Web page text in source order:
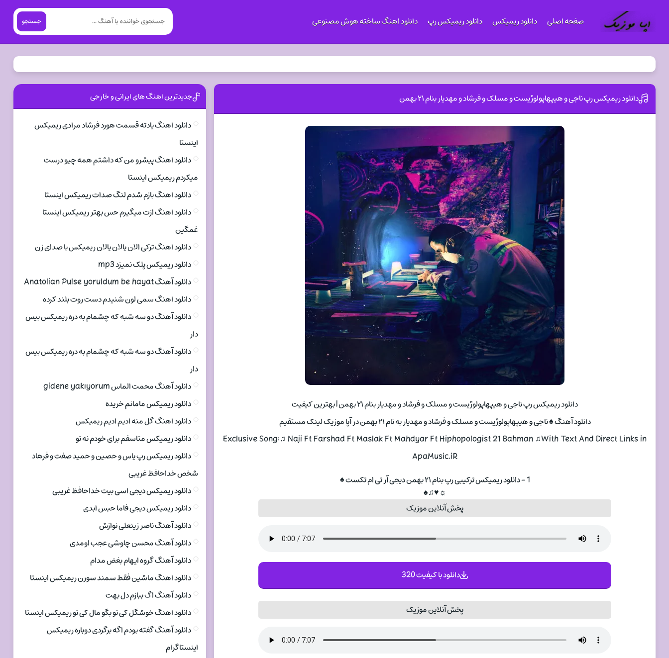
صفحه اصلی دانلود ریمیکس دانلود ریمیکس رپ دانلود اهنگ ساخته هوش مصنوعی جستجو
دانلود ریمیکس رپ ناجی و هیپهاپولوژیست و مسلک و فرشاد و مهدیار بنام ۲۱ بهمن
دانلود ریمیکس رپ ناجی و هیپهاپولوژیست و مسلک و فرشاد و مهدیار بنام ۲۱ بهمن | بهترین کیفیت
دانلود آهنگ ♠ ناجی و هیپهاپولوژیست و مسلک و فرشاد و مهدیار به نام ۲۱ بهمن در آپا موزیک لینک مستقیم
Exclusive Song:♫ Naji Ft Farshad Ft Maslak Ft Mahdyar Ft Hiphopologist 21 Bahman ♫With Text And Direct Links in
ApaMusic.iR
1 - دانلود ریمیکس ترکیبی رپ بنام ۲۱ بهمن دیجی آر تی ام تکست ♠
☼♥♫♠
پخش آنلاین موزیک
دانلود با کیفیت 320
پخش آنلاین موزیک
جدیدترین اهنگ های ایرانی و خارجی
دانلود اهنگ یادته قسمت هورد فرشاد مرادی ریمیکس
اینستا
دانلود اهنگ پیشرو من که داشتم همه چیو درست
میکردم ریمیکس اینستا
دانلود اهنگ بازم شدم لنگ صدات ریمیکس اینستا
دانلود اهنگ ازت میگیرم حس بهتر ریمیکس اینستا
غمگین
دانلود اهنگ ترکی الان یالان یالان ریمیکس با صدای زن
دانلود ریمیکس پلک نمیزد mp3
دانلود آهنگ Anatolian Pulse yoruldum be hayat
دانلود اهنگ سمی لون شنیدم دست روت بلند کرده
دانلود آهنگ دو سه شبه که چشمام به دره ریمیکس بیس
دار
دانلود آهنگ دو سه شبه که چشمام به دره ریمیکس بیس
دار
دانلود آهنگ محمت الماس gidene yakıyorum
دانلود ریمیکس مامانم خریده
دانلود اهنگ گل منه ادیم ادیم ریمیکس
دانلود ریمیکس متاسفم برای خودم نه تو
دانلود ریمیکس رپ یاس و حصین و حمید صفت و فرهاد
شخص خداحافظ غریبی
دانلود ریمیکس دیجی اسی بیت خداحافظ غریبی
دانلود ریمیکس دیجی فاما حبس ابدی
دانلود آهنگ ناصر زینعلی نوازش
دانلود آهنگ محسن چاوشی عجب اومدی
دانلود آهنگ گروه ایهام بغض مدام
دانلود اهنگ ماشین فقط سمند سورن ریمیکس اینستا
دانلود آهنگ اگ ببازم دل بهت
دانلود اهنگ خوشگل کی تو بگو مال کی تو ریمیکس اینستا
دانلود آهنگ گفته بودم اگه برگردی دوباره ریمیکس
اینستاگرام